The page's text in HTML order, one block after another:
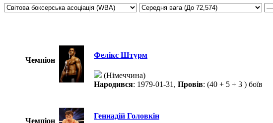
Чемпіон
Фелікс Штурм
(Німеччина)
Народився: 1979-01-31, Провів: (40 + 5 + 3 ) боїв
Чемпіон
Геннадій Головкін